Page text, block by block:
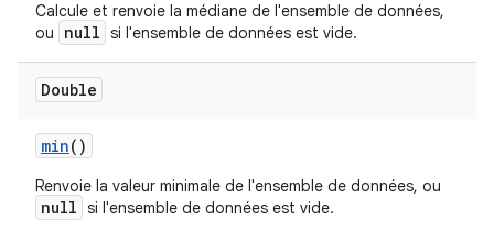
Calcule et renvoie la médiane de l'ensemble de données,
ou
null si l'ensemble de données est vide.
Double
min()
Renvoie la valeur minimale de l'ensemble de données, ou
null si l'ensemble de données est vide.